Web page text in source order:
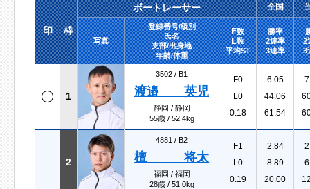
印 枠
ボートレーサー 全国
写真
登録番号/級別
氏名
支部/出身地
年齢/体重
F数
L数
平均ST
勝率
2連率
3連率
2
3
1
3502 / B1
渡邉 英児
静岡 / 静岡
55歳 / 52.4kg
F0
L0
0.18
6.05
44.06
61.54
2
4881 / B2
檀 将太
福岡 / 福岡
28歳 / 51.0kg
F1
L0
0.19
2.84
8.89
20.00